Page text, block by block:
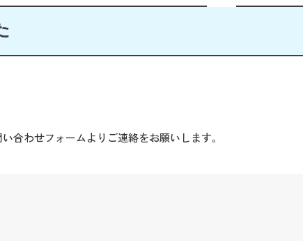
合わせフォームよりご連絡をお願いします。